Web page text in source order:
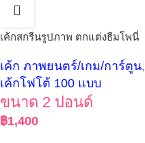
เค้กสกรีนรูปภาพ ตกแต่งธีมโพนี่
เค้ก ภาพยนตร์/เกม/การ์ตูน,
เค้กโฟโต้ 100 แบบ
ขนาด 2 ปอนด์
฿1,400